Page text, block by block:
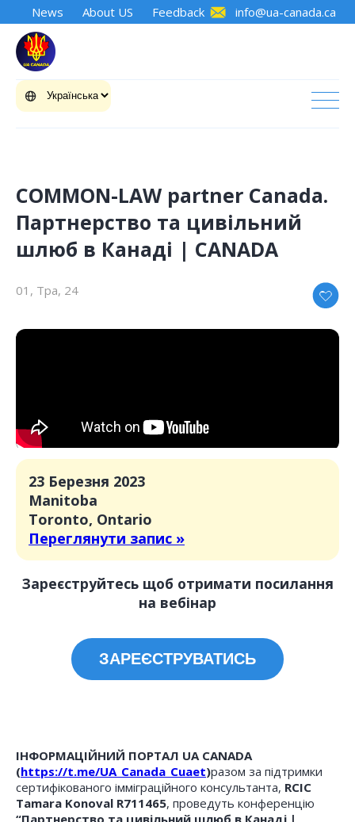
News About US Feedback info@ua-canada.ca
СOMMON-LAW partner Canada.
Партнерство та цивільний
шлюб в Канаді | CANADA
01, Тра, 24
23 Березня 2023
Manitoba
Toronto, Ontario
Переглянути запис »
Зареєструйтесь щоб отримати посилання
на вебінар
ЗАРЕЄСТРУВАТИСЬ
ІНФОРМАЦІЙНИЙ ПОРТАЛ UA CANADA
(https://t.me/UA_Canada_Cuaet)разом за підтримки
сертифікованого імміграційного консультанта, RCIC
Tamara Konoval R711465, проведуть конференцію
“Партнерство та цивільний шлюб в Канаді |